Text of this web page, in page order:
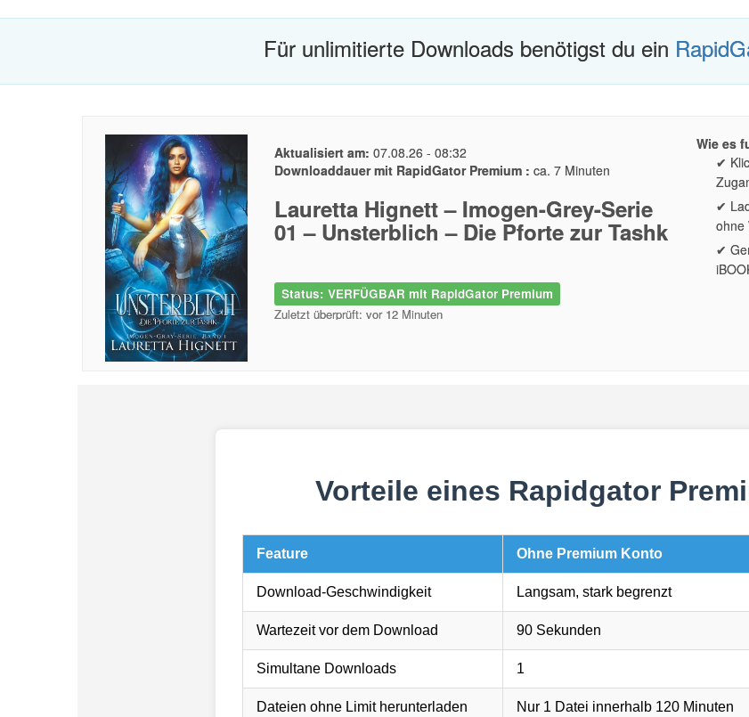
Für unlimitierte Downloads benötigst du ein
Aktualisiert am: 07.08.26 - 08:32
Downloaddauer mit RapidGator Premium : ca. 7 Minuten
Lauretta Hignett – Imogen-Grey-Serie
01 – Unsterblich – Die Pforte zur Tashk
Status: VERFÜGBAR mit RapidGator Premium
Zuletzt überprüft: vor 12 Minuten
Wie es
✔
✔
ohne
✔